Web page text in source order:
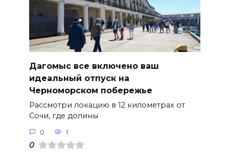
Дагомыс все включено ваш
идеальный отпуск на
Черноморском побережье
Рассмотри локацию в 12 километрах от
Сочи, где долины
0 1
0